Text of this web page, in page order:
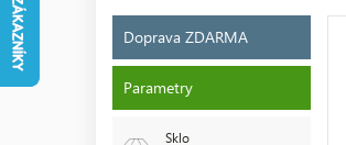
Doprava ZDARMA
Parametry
Sklo